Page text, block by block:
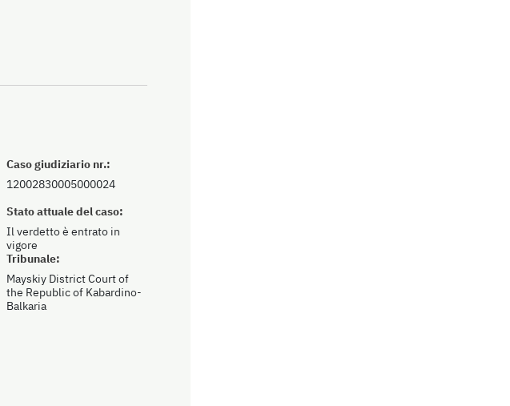
Caso giudiziario nr.:
12002830005000024
Stato attuale del caso:
Il verdetto è entrato in
vigore
Tribunale:
Mayskiy District Court of
the Republic of Kabardino-
Balkaria